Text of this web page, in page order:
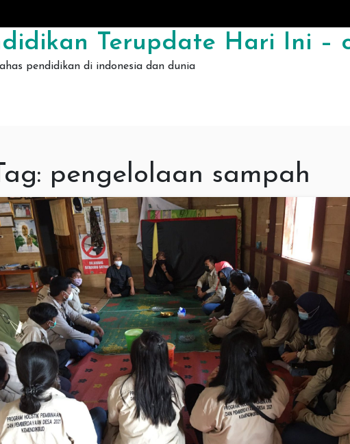
Terupdate Hari Ini –
pendidikan di indonesia dan dunia
pengelolaan sampah